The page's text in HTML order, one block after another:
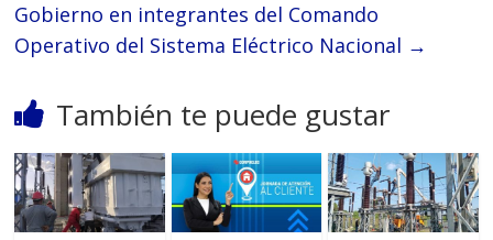
Gobierno en integrantes del Comando
Operativo del Sistema Eléctrico Nacional →
También te puede gustar